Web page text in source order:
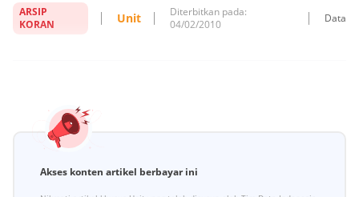
ARSIP
KORAN
Unit
Diterbitkan pada:
04/02/2010
Data
Akses konten artikel berbayar ini